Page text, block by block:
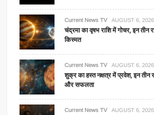
Current News TV AUGUST 6, 2026
चंद्रमा का वृषभ राशि में गोचर, इन तीन
किस्मत
Current News TV AUGUST 6, 2026
शुक्र का हस्त नक्षत्र में प्रवेश, इन तीन
और सफलता
Current News TV AUGUST 6, 2026